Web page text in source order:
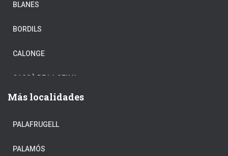
BLANES
BORDILS
CALONGE
CASSÀ DE LA SELVA
CASTELL-PLATJA D’ARO
CELRÀ
CORNELLÀ DE TERRI
Más localidades
PALAFRUGELL
PALAMÓS